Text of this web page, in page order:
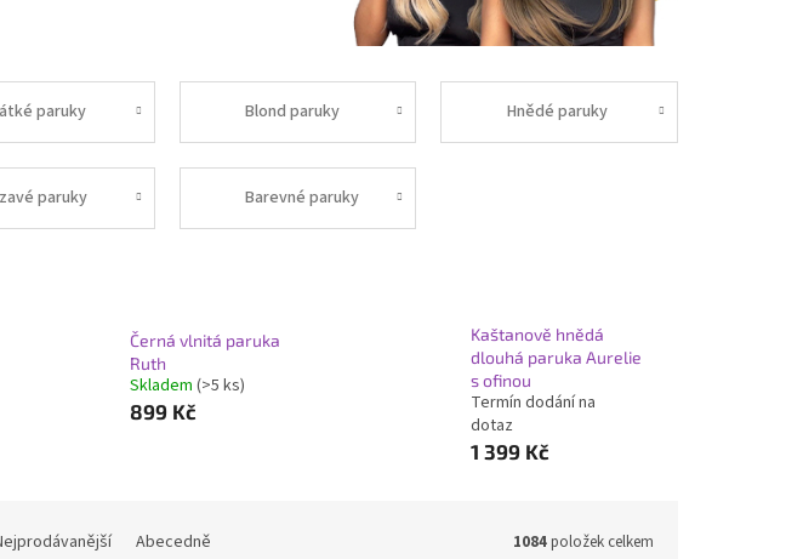
paruky Blond paruky Hnědé paruky
paruky Barevné paruky
Černá vlnitá paruka
Ruth
Skladem (>5 ks)
899 Kč
Kaštanově hnědá
dlouhá paruka Aurelie
s ofinou
Termín dodání na
dotaz
1 399 Kč
Abecedně 1084položek celkem